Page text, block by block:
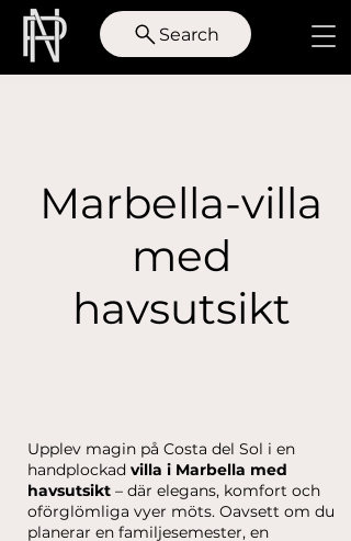
Search
Marbella-villa
med
havsutsikt
Upplev magin på Costa del Sol i en
handplockad villa i Marbella med
havsutsikt – där elegans, komfort och
oförglömliga vyer möts. Oavsett om du
planerar en familjesemester, en